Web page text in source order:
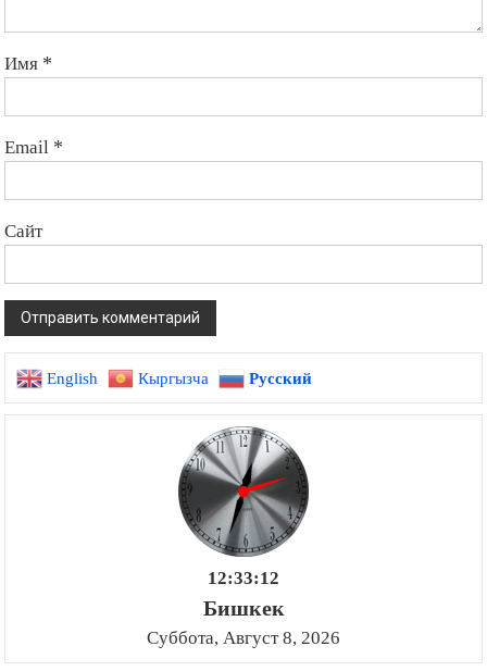
Имя *
Email *
Сайт
English Кыргызча Русский
12:33:13
Бишкек
Суббота, Август 8, 2026